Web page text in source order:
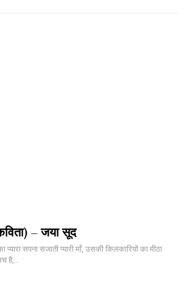
– जया सूद
प्यारा बाप। सच है,...